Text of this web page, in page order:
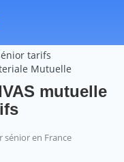
tarifs
Mutuelle
mutuelle
en France